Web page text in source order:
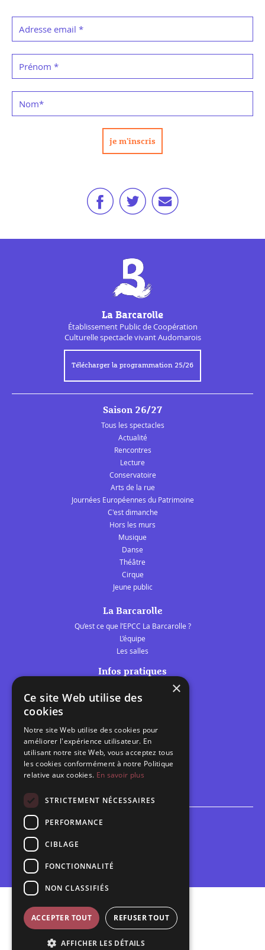
Adresse email *
Prénom *
Nom*
La Barcarolle
Établissement Public deCoopération
Culturellespectacle vivant Audomarois
Télécharger la programmation 25/26
Saison 26/27
Tous les spectacles
Actualité
Rencontres
Lecture
Conservatoire
Arts de la rue
Journées Européennes du Patrimoine
C'est dimanche
Hors les murs
Musique
Danse
Théâtre
Cirque
Jeune public
La Barcarolle
Qu’est ce que l’EPCC La Barcarolle ?
L’équipe
Les salles
Infos pratiques
Les belles scènes audomaroises
Calendrier
Programme des spectacles
Brèves
Espace scolaire
Politique de confidentialité
Plan du site
×
Ce site Web utilise des
cookies
Notre site Web utilise des cookies pour
améliorer l'expérience utilisateur. En
utilisant notre site Web, vous acceptez tous
les cookies conformément à notre Politique
relative aux cookies. En savoir plus
STRICTEMENT NÉCESSAIRES
PERFORMANCE
CIBLAGE
FONCTIONNALITÉ
NON CLASSIFIÉS
ACCEPTER TOUT REFUSER TOUT
AFFICHER LES DÉTAILS